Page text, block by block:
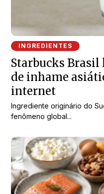
INGREDIENTES
Starbucks Brasil
de inhame
internet
Ingrediente originário do
fenômeno global...